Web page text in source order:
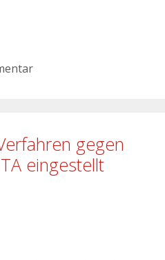
gegen
eingestellt